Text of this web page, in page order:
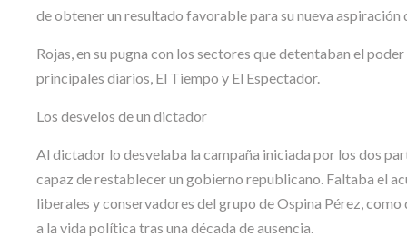
de obtener un resultado favorable para su nueva aspiración
Rojas, en su pugna con los sectores que detentaban el
principales diarios, El Tiempo y El Espectador.
Los desvelos de un dictador
Al dictador lo desvelaba la campaña iniciada por los dos
capaz de restablecer un gobierno republicano. Faltaba el
liberales y conservadores del grupo de Ospina Pérez,
a la vida política tras una década de ausencia.